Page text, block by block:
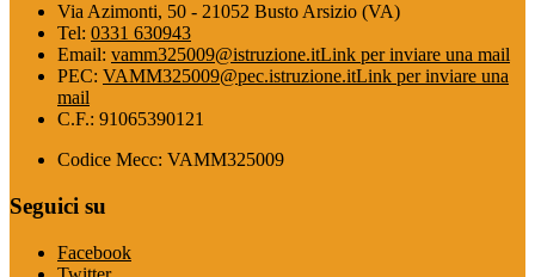
Via Azimonti, 50 - 21052 Busto Arsizio (VA)
Tel: 0331 630943
Email: vamm325009@istruzione.itLink per inviare una mail
PEC: VAMM325009@pec.istruzione.itLink per inviare una
mail
C.F.: 91065390121
Codice Mecc: VAMM325009
Seguici su
Facebook